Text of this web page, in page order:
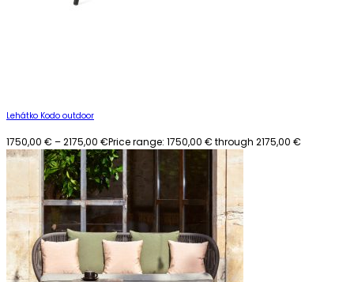
Lehátko Kodo outdoor
1750,00 € –2175,00 €Price range: 1750,00 € through 2175,00 €